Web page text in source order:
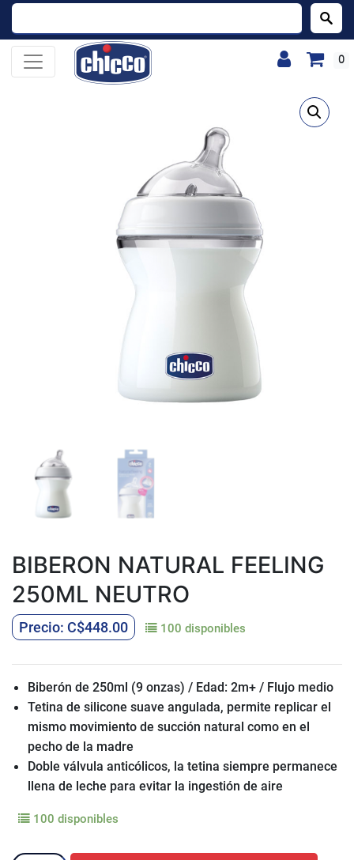
Buscar:
0
BIBERON NATURAL FEELING
250ML NEUTRO
C$448.00 100 disponibles
Biberón de 250ml (9 onzas) / Edad: 2m+ / Flujo medio
Tetina de silicone suave angulada, permite replicar el
mismo movimiento de succión natural como en el
pecho de la madre
Doble válvula anticólicos, la tetina siempre permanece
llena de leche para evitar la ingestión de aire
100 disponibles